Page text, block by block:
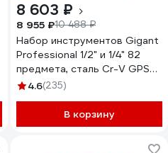
8 603 ₽
8 955 ₽10 488 ₽
Набор инструментов Gigant
Professional 1/2" и 1/4" 82
предмета, сталь Cr-V GPS
824.6(235)
В корзину